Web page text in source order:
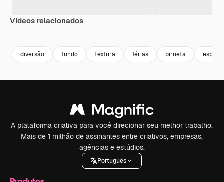
Vídeos relacionados
diversão fundo textura férias pirueta espiral
A plataforma criativa para você direcionar seu melhor trabalho.
Mais de 1 milhão de assinantes entre criativos, empresas,
agências e estúdios.
Português